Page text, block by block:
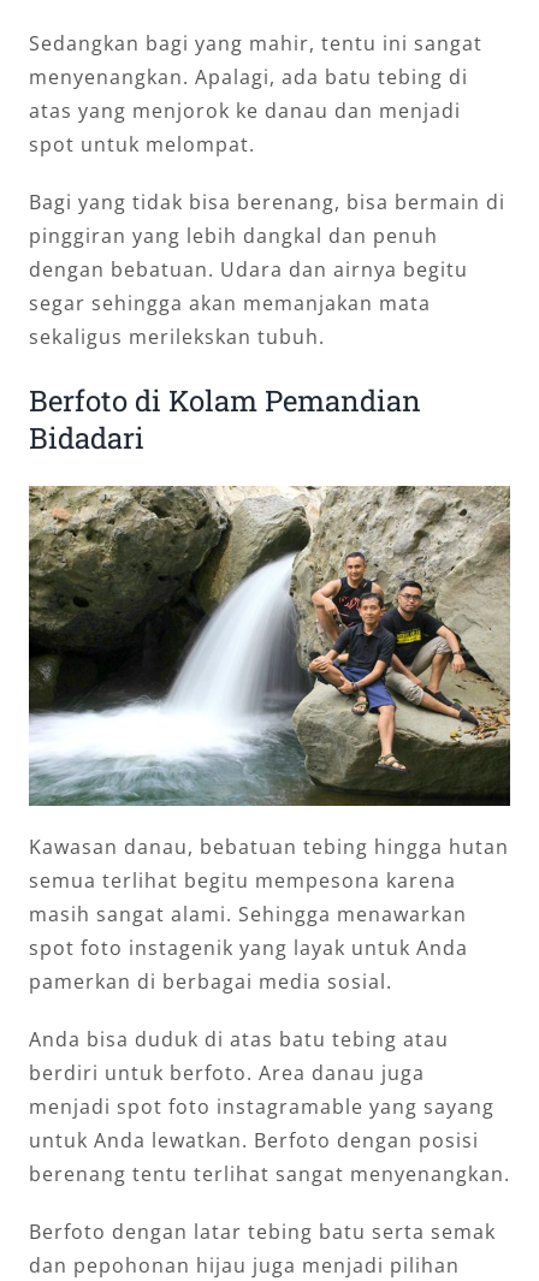
Sedangkan bagi yang mahir, tentu ini sangat
menyenangkan. Apalagi, ada batu tebing di
atas yang menjorok ke danau dan menjadi
spot untuk melompat.
Bagi yang tidak bisa berenang, bisa bermain di
pinggiran yang lebih dangkal dan penuh
dengan bebatuan. Udara dan airnya begitu
segar sehingga akan memanjakan mata
sekaligus merilekskan tubuh.
Berfoto di Kolam Pemandian
Bidadari
Kawasan danau, bebatuan tebing hingga hutan
semua terlihat begitu mempesona karena
masih sangat alami. Sehingga menawarkan
spot foto instagenik yang layak untuk Anda
pamerkan di berbagai media sosial.
Anda bisa duduk di atas batu tebing atau
berdiri untuk berfoto. Area danau juga
menjadi spot foto instagramable yang sayang
untuk Anda lewatkan. Berfoto dengan posisi
berenang tentu terlihat sangat menyenangkan.
Berfoto dengan latar tebing batu serta semak
dan pepohonan hijau juga menjadi pilihan